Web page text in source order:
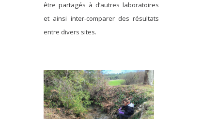
être partagés à d’autres laboratoires
et ainsi inter-comparer des résultats
entre divers sites.